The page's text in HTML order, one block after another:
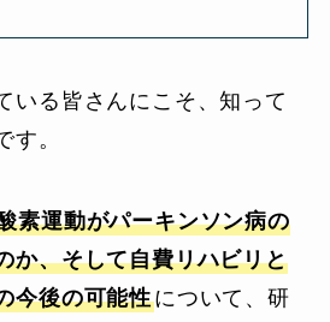
いる皆さんにこそ、知って
す。
素運動がパーキンソン病の
か、そして自費リハビリと
今後の可能性について、研